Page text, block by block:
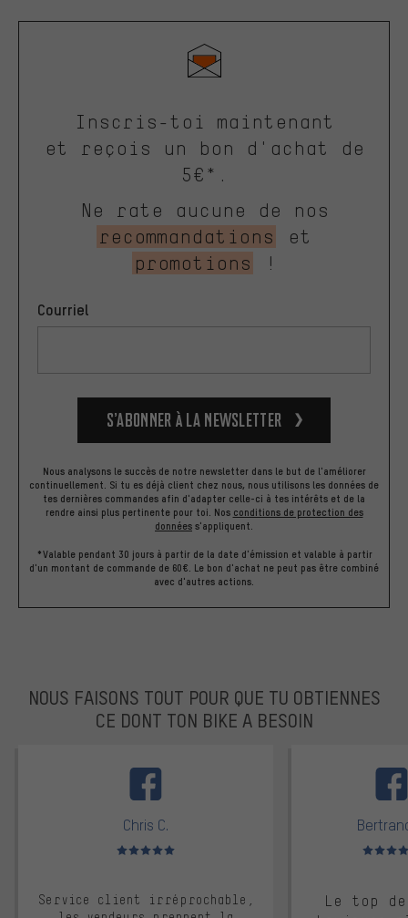
Inscris-toi maintenant
et reçois un bon d'achat de
5€*.
Ne rate aucune de nos
recommandations
et
promotions
!
Courriel
S’abonner à la newsletter
Nous analysons le succès de notre newsletter dans le but de l'améliorer
continuellement. Si tu es déjà client chez nous, nous utilisons les données de
tes dernières commandes afin d'adapter celle-ci à tes intérêts et de la
rendre ainsi plus pertinente pour toi. Nos conditions de protection des
données s'appliquent.
*Valable pendant 30 jours à partir de la date d'émission et valable à partir
d'un montant de commande de 60€. Le bon d'achat ne peut pas être combiné
avec d'autres actions.
NOUS FAISONS TOUT POUR QUE TU OBTIENNES
CE DONT TON BIKE A BESOIN
Chris C.
Note moyenne : 5 sur 5
Service client irréprochable,
Note
Le top